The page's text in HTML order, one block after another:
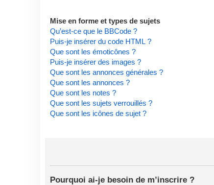
Mise en forme et types de sujets
Qu’est-ce que le BBCode ?
Puis-je insérer du code HTML ?
Que sont les émoticônes ?
Puis-je insérer des images ?
Que sont les annonces générales ?
Que sont les annonces ?
Que sont les notes ?
Que sont les sujets verrouillés ?
Que sont les icônes de sujet ?
Pourquoi ai-je besoin de m’inscrire ?